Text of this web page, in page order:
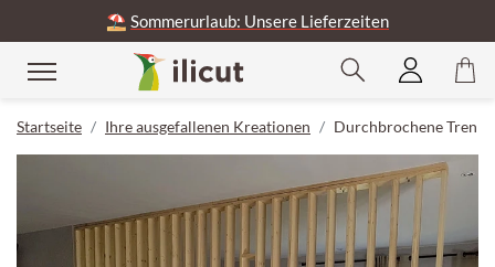
⛱️ Sommerurlaub: Unsere Lieferzeiten
Startseite Ihre ausgefallenen Kreationen Durchbrochene